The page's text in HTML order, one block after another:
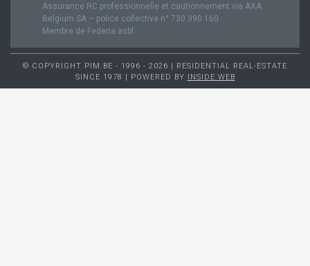
Assurance RC professionnelle et cautionnement via AXA
Belgium SA – police collective n° 730.390.160
Membre de Federia asbl
© COPYRIGHT PIM.BE - 1996 - 2026 | RESIDENTIAL REAL-ESTATE
SINCE 1978 | POWERED BY INSIDE WEB